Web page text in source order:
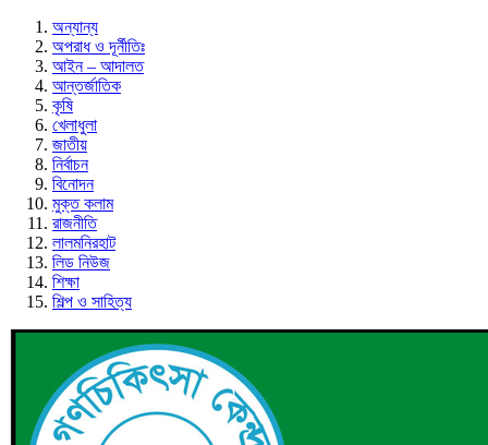
অন্যান্য
অপরাধ ও দূর্নীতিঃ
আইন – আদালত
আন্তর্জাতিক
কৃষি
খেলাধুলা
জাতীয়
নির্বাচন
বিনোদন
মুক্ত কলাম
রাজনীতি
লালমনিরহাট
লিড নিউজ
শিক্ষা
শিল্প ও সাহিত্য